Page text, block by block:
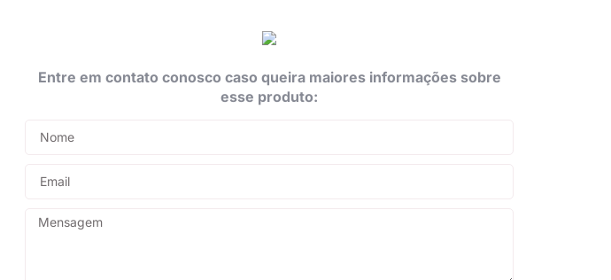
Entre em contato conosco caso queira maiores informações sobre
esse produto: